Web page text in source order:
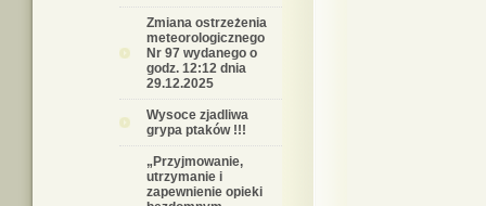
Zmiana ostrzeżenia
meteorologicznego
Nr 97 wydanego o
godz. 12:12 dnia
29.12.2025
Wysoce zjadliwa
grypa ptaków !!!
„Przyjmowanie,
utrzymanie i
zapewnienie opieki